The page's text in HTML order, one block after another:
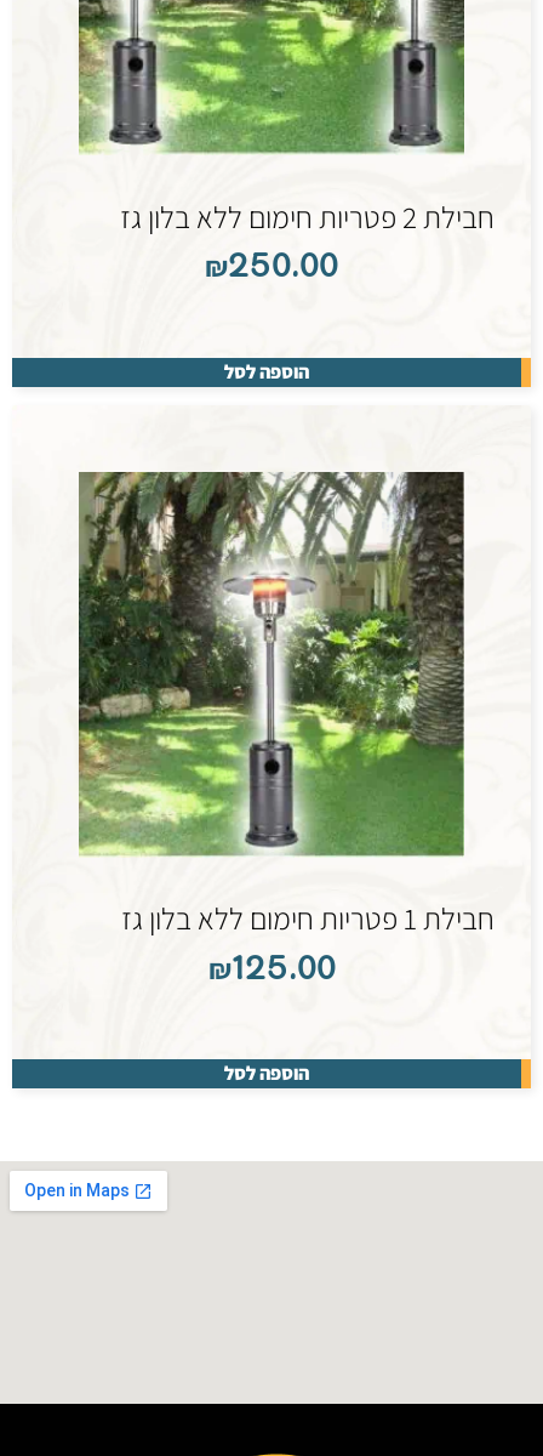
חבילת 2 פטריות חימום ללא בלון גז
₪250.00
הוספה לסל
חבילת 1 פטריות חימום ללא בלון גז
₪125.00
הוספה לסל